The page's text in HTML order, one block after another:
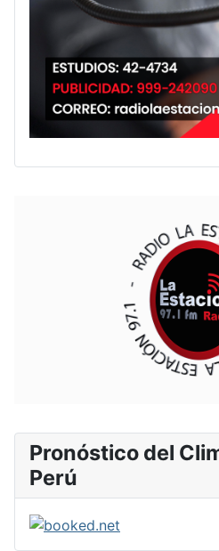
Pronóstico del
Perú